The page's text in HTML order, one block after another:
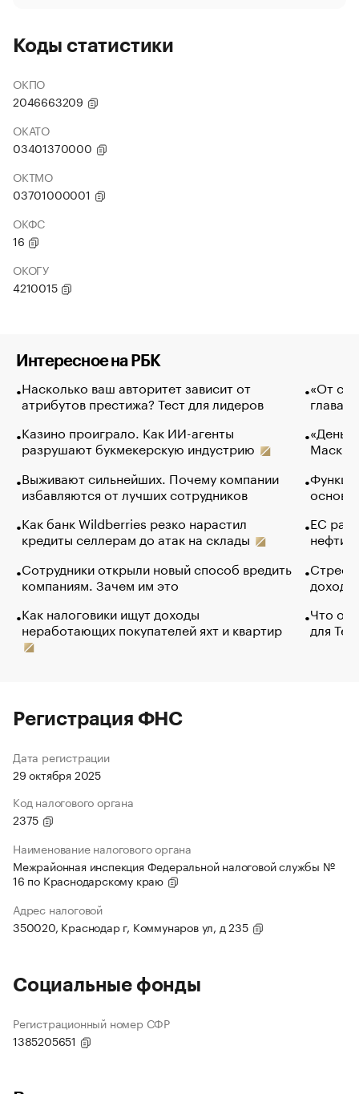
Коды статистики
ОКПО
2046663209
ОКАТО
03401370000
ОКТМО
03701000001
ОКФС
16
ОКОГУ
4210015
Интересное на РБК
Насколько ваш авторитет зависит от
атрибутов престижа? Тест для лидеров
Казино проиграло. Как ИИ-агенты
разрушают букмекерскую индустрию
Выживают сильнейших. Почему компании
избавляются от лучших сотрудников
Как банк Wildberries резко нарастил
кредиты селлерам до атак на склады
Сотрудники открыли новый способ вредить
компаниям. Зачем им это
Как налоговики ищут доходы
неработающих покупателей яхт и квартир
«От
глава
Маск в
основ
ЕС
нефти
Что
для
Регистрация ФНС
Дата регистрации
29 октября 2025
Код налогового органа
2375
Наименование налогового органа
Межрайонная инспекция Федеральной налоговой службы №
16 по Краснодарскому краю
Адрес налоговой
350020, Краснодар г, Коммунаров ул, д 235
Социальные фонды
Регистрационный номер СФР
1385205651